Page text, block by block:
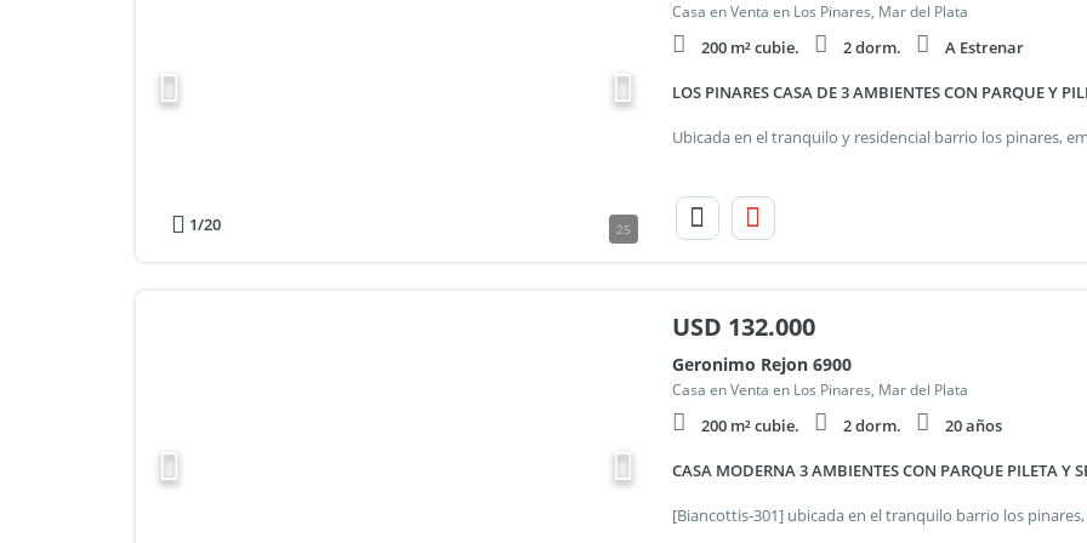
1/20 25
Casa en Venta en Los Pinares, Mar del Plata
200 m² cubie. 2 dorm. A Estrenar
LOS PINARES CASA DE 3 AMBIENTES CON PARQUE Y
USD 132.000
Geronimo Rejon 6900
Casa en Venta en Los Pinares, Mar del Plata
200 m² cubie. 2 dorm. 20 años
CASA MODERNA 3 AMBIENTES CON PARQUE PILETA Y